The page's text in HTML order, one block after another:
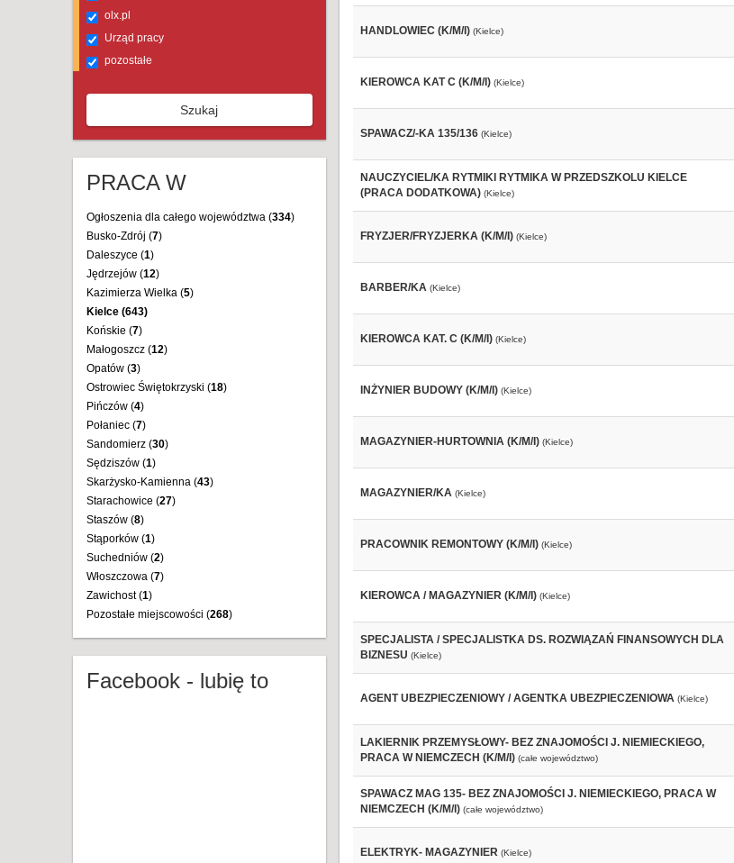
olx.pl
Urząd pracy
pozostałe
Szukaj
PRACA W
Ogłoszenia dla całego województwa (334)
Busko-Zdrój (7)
Daleszyce (1)
Jędrzejów (12)
Kazimierza Wielka (5)
Kielce (643)
Końskie (7)
Małogoszcz (12)
Opatów (3)
Ostrowiec Świętokrzyski (18)
Pińczów (4)
Połaniec (7)
Sandomierz (30)
Sędziszów (1)
Skarżysko-Kamienna (43)
Starachowice (27)
Staszów (8)
Stąporków (1)
Suchedniów (2)
Włoszczowa (7)
Zawichost (1)
Pozostałe miejscowości (268)
Facebook - lubię to
HANDLOWIEC (K/M/I) (Kielce)
KIEROWCA KAT C (K/M/I) (Kielce)
SPAWACZ/-KA 135/136 (Kielce)
NAUCZYCIEL/KA RYTMIKI RYTMIKA W PRZEDSZKOLU KIELCE
(PRACA DODATKOWA) (Kielce)
FRYZJER/FRYZJERKA (K/M/I) (Kielce)
BARBER/KA (Kielce)
KIEROWCA KAT. C (K/M/I) (Kielce)
INŻYNIER BUDOWY (K/M/I) (Kielce)
MAGAZYNIER-HURTOWNIA (K/M/I) (Kielce)
MAGAZYNIER/KA (Kielce)
PRACOWNIK REMONTOWY (K/M/I) (Kielce)
KIEROWCA / MAGAZYNIER (K/M/I) (Kielce)
SPECJALISTA / SPECJALISTKA DS. ROZWIĄZAŃ FINANSOWYCH DLA
BIZNESU (Kielce)
AGENT UBEZPIECZENIOWY / AGENTKA UBEZPIECZENIOWA (Kielce)
LAKIERNIK PRZEMYSŁOWY- BEZ ZNAJOMOŚCI J. NIEMIECKIEGO,
PRACA W NIEMCZECH (K/M/I) (całe województwo)
SPAWACZ MAG 135- BEZ ZNAJOMOŚCI J. NIEMIECKIEGO, PRACA W
NIEMCZECH (K/M/I) (całe województwo)
ELEKTRYK- MAGAZYNIER (Kielce)